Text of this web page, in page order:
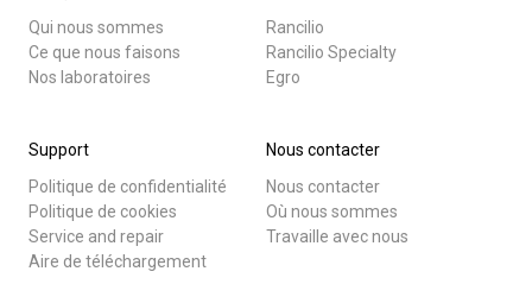
Qui nous sommes
Ce que nous faisons
Nos laboratoires
Rancilio
Rancilio Specialty
Egro
Support
Politique de confidentialité
Politique de cookies
Service and repair
Aire de téléchargement
Nous contacter
Nous contacter
Où nous sommes
Travaille avec nous